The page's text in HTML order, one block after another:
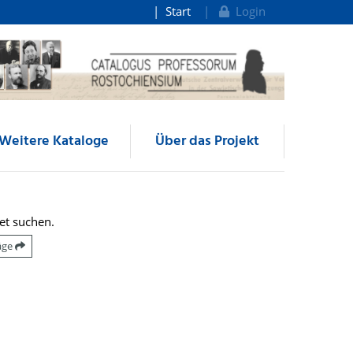
Start Login
Kataloge Über das Projekt
suchen.